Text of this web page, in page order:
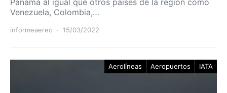
Venezuela, Colombia,…
informeaereo 15/03/2022
Aerolíneas Aeropuertos IATA